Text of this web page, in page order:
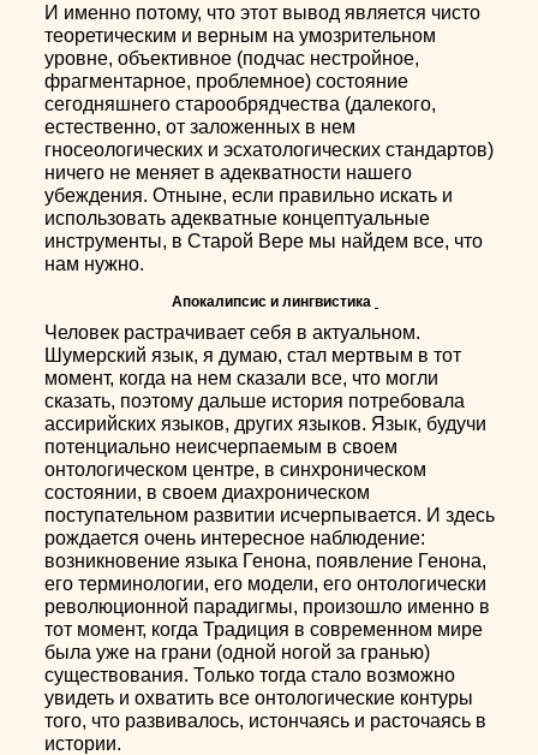
И именно потому, что этот вывод является чисто
теоретическим и верным на умозрительном
уровне, объективное (подчас нестройное,
фрагментарное, проблемное) состояние
сегодняшнего старообрядчества (далекого,
естественно, от заложенных в нем
гносеологических и эсхатологических стандартов)
ничего не меняет в адекватности нашего
убеждения. Отныне, если правильно искать и
использовать адекватные концептуальные
инструменты, в Старой Вере мы найдем все, что
нам нужно.
Апокалипсис и лингвистика
Человек растрачивает себя в актуальном.
Шумерский язык, я думаю, стал мертвым в тот
момент, когда на нем сказали все, что могли
сказать, поэтому дальше история потребовала
ассирийских языков, других языков. Язык, будучи
потенциально неисчерпаемым в своем
онтологическом центре, в синхроническом
состоянии, в своем диахроническом
поступательном развитии исчерпывается. И здесь
рождается очень интересное наблюдение:
возникновение языка Генона, появление Генона,
его терминологии, его модели, его онтологически
революционной парадигмы, произошло именно в
тот момент, когда Традиция в современном мире
была уже на грани (одной ногой за гранью)
существования. Только тогда стало возможно
увидеть и охватить все онтологические контуры
того, что развивалось, истончаясь и расточаясь в
истории.